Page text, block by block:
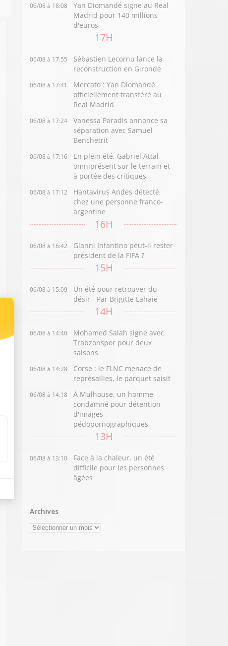
06/08 à 18:08
Yan Diomandé signe au Real
Madrid pour 140 millions
d'euros
17H
06/08 à 17:55
Sébastien Lecornu lance la
reconstruction en Gironde
06/08 à 17:41
Mercato : Yan Diomandé
officiellement transféré au
Real Madrid
06/08 à 17:24
Vanessa Paradis annonce sa
séparation avec Samuel
Benchetrit
06/08 à 17:16
En plein été, Gabriel Attal
omniprésent sur le terrain et
à portée des critiques
06/08 à 17:12
Hantavirus Andes détecté
chez une personne franco-
argentine
16H
06/08 à 16:42
Gianni Infantino peut-il rester
président de la FIFA ?
15H
06/08 à 15:09
Un été pour retrouver du
désir - Par Brigitte Lahaie
14H
06/08 à 14:40
Mohamed Salah signe avec
Trabzonspor pour deux
saisons
06/08 à 14:28
Corse : le FLNC menace de
représailles, le parquet saisit
06/08 à 14:18
À Mulhouse, un homme
condamné pour détention
d'images
pédopornographiques
13H
06/08 à 13:10
Face à la chaleur, un été
difficile pour les personnes
âgées
Archives
Archives